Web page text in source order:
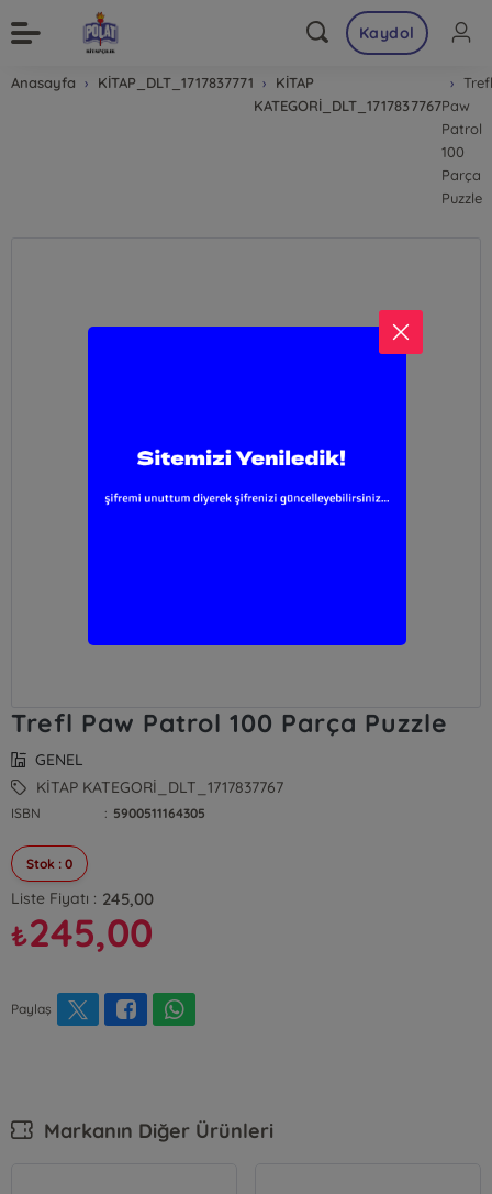
Kaydol
Anasayfa KİTAP_DLT_1717837771
KİTAP
KATEGORİ_DLT_1717837767
Trefl
Paw
Patrol
100
Parça
Puzzle
Trefl Paw Patrol 100 Parça Puzzle
GENEL
KİTAP KATEGORİ_DLT_1717837767
ISBN : 5900511164305
Stok : 0
Liste Fiyatı : 245,00
₺245,00
Paylaş
Markanın Diğer Ürünleri